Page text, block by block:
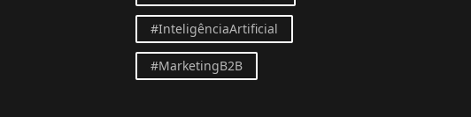
#InteligênciaArtificial
#MarketingB2B